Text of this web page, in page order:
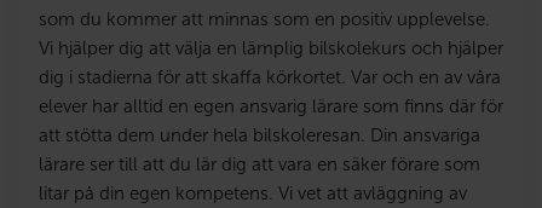
som du kommer att minnas som en positiv upplevelse.
Vi hjälper dig att välja en lämplig bilskolekurs och hjälper
dig i stadierna för att skaffa körkortet. Var och en av våra
elever har alltid en egen ansvarig lärare som finns där för
att stötta dem under hela bilskoleresan. Din ansvariga
lärare ser till att du lär dig att vara en säker förare som
litar på din egen kompetens. Vi vet att avläggning av